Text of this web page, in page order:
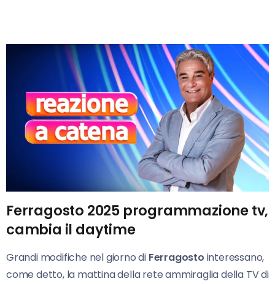
Ferragosto 2025 programmazione tv,
cambia il daytime
Grandi modifiche nel giorno di Ferragosto interessano,
come detto, la mattina della rete ammiraglia della TV di